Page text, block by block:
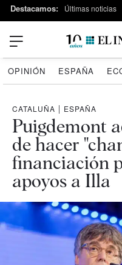
Destacamos: Últimas noticias
OPINIÓN ESPAÑA
CATALUÑA | ESPAÑA
Puigdemont
de hacer
financiación
apoyos a Illa